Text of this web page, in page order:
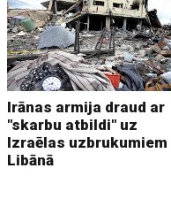
Irānas armija draud ar
"skarbu atbildi" uz
Izraēlas uzbrukumiem
Libānā